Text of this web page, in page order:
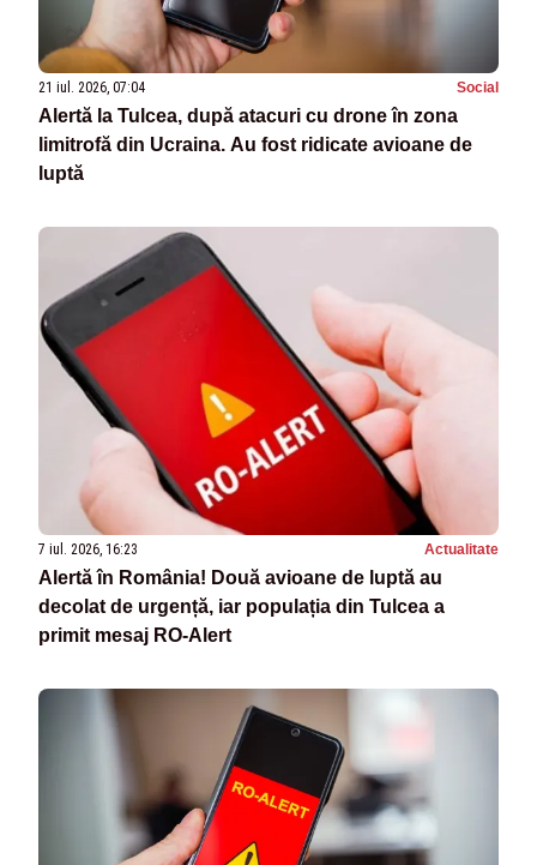
21 iul. 2026, 07:04 Social
Alertă la Tulcea, după atacuri cu drone în zona
limitrofă din Ucraina. Au fost ridicate avioane de
luptă
7 iul. 2026, 16:23 Actualitate
Alertă în România! Două avioane de luptă au
decolat de urgență, iar populația din Tulcea a
primit mesaj RO-Alert